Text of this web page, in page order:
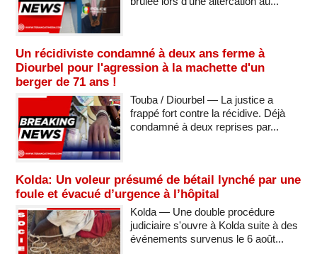
Un récidiviste condamné à deux ans ferme à
Diourbel pour l'agression à la machette d'un
berger de 71 ans !
Touba / Diourbel — La justice a
frappé fort contre la récidive. Déjà
condamné à deux reprises par...
Kolda: Un voleur présumé de bétail lynché par une
foule et évacué d’urgence à l’hôpital
Kolda — Une double procédure
judiciaire s'ouvre à Kolda suite à des
événements survenus le 6 août...